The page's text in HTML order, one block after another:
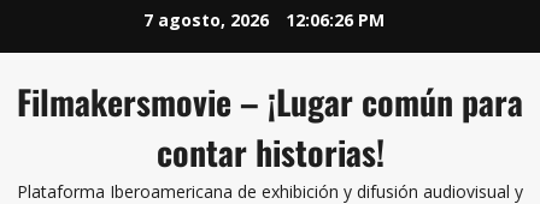
7 agosto, 2026 12:06:26 PM
Filmakersmovie – ¡Lugar común para
contar historias!
Plataforma Iberoamericana de exhibición y difusión audiovisual y